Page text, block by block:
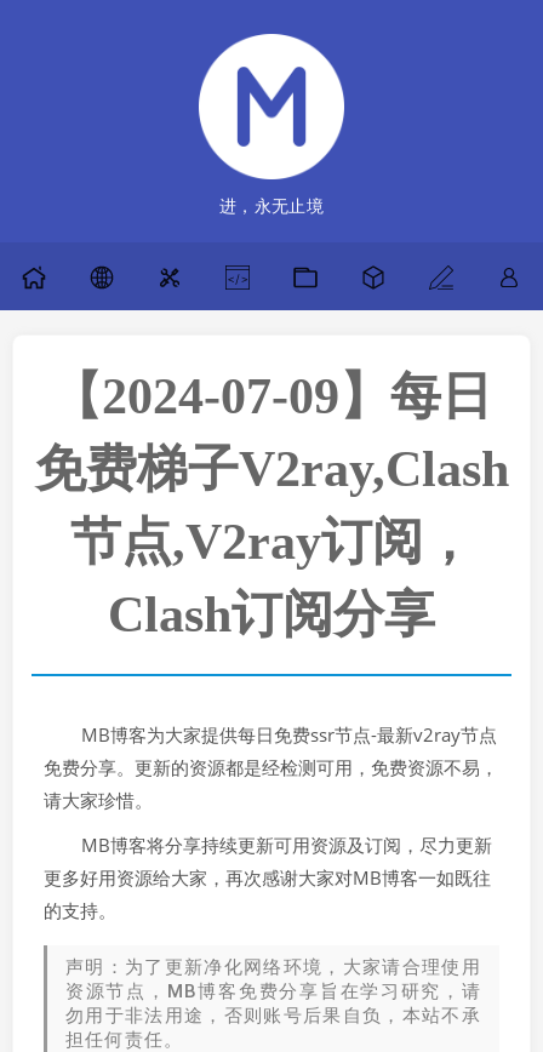
进，永无止境
【2024-07-09】每日
免费梯子V2ray,Clash
节点,V2ray订阅，
Clash订阅分享
MB博客为大家提供每日免费ssr节点-最新v2ray节点
免费分享。更新的资源都是经检测可用，免费资源不易，
请大家珍惜。
MB博客将分享持续更新可用资源及订阅，尽力更新
更多好用资源给大家，再次感谢大家对MB博客一如既往
的支持。
声明：为了更新净化网络环境，大家请合理使用
资源节点，MB博客免费分享旨在学习研究，请
勿用于非法用途，否则账号后果自负，本站不承
担任何责任。